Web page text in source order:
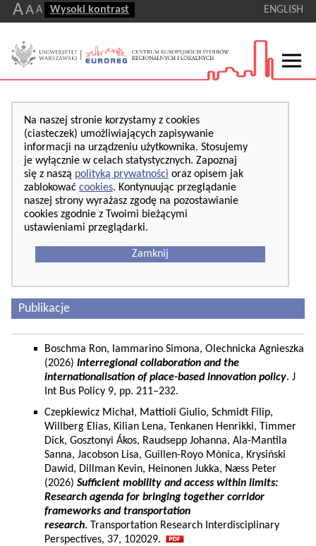
AA A Wysoki kontrast ENGLISH
Na naszej stronie korzystamy z cookies
(ciasteczek) umożliwiających zapisywanie
informacji na urządzeniu użytkownika. Stosujemy
je wyłącznie w celach statystycznych. Zapoznaj
się z naszą polityką prywatności oraz opisem jak
zablokować cookies. Kontynuując przeglądanie
naszej strony wyrażasz zgodę na pozostawianie
cookies zgodnie z Twoimi bieżącymi
ustawieniami przeglądarki.
Zamknij
Publikacje
Boschma Ron, Iammarino Simona, Olechnicka Agnieszka
(2026) Interregional collaboration and the
internationalisation of place-based innovation policy. J
Int Bus Policy 9, pp. 211–232.
Czepkiewicz Michał, Mattioli Giulio, Schmidt Filip,
Willberg Elias, Kilian Lena, Tenkanen Henrikki, Timmer
Dick, Gosztonyi Ákos, Raudsepp Johanna, Ala-Mantila
Sanna, Jacobson Lisa, Guillen-Royo Mònica, Krysiński
Dawid, Dillman Kevin, Heinonen Jukka, Næss Peter
(2026) Sufficient mobility and access within limits:
Research agenda for bringing together corridor
frameworks and transportation
research. Transportation Research Interdisciplinary
Perspectives, 37, 102029.